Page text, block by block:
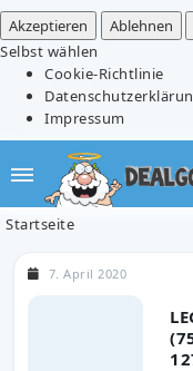
Akzeptieren
Ablehnen
Selbst wählen
Cookie-Richtlinie
Impressum
Startseite
7. April 2020